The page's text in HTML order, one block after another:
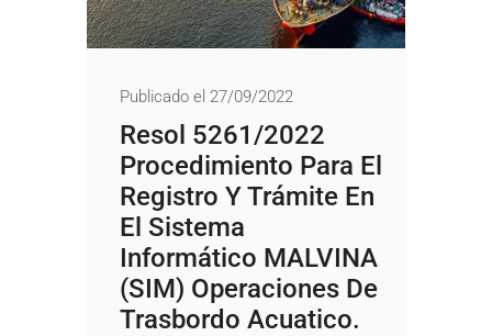
Publicado el 27/09/2022
Resol 5261/2022
Procedimiento Para El
Registro Y Trámite En
El Sistema
Informático MALVINA
(SIM) Operaciones De
Trasbordo Acuatico.